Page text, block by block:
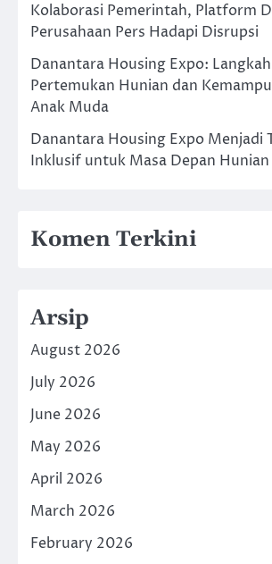
Kolaborasi Pemerintah, Platform
Perusahaan Pers Hadapi Disrupsi
Danantara Housing Expo:
Pertemukan Hunian dan
Anak Muda
Danantara Housing Expo Menjadi
Inklusif untuk Masa Depan
Komen Terkini
Arsip
August 2026
July 2026
June 2026
May 2026
April 2026
March 2026
February 2026